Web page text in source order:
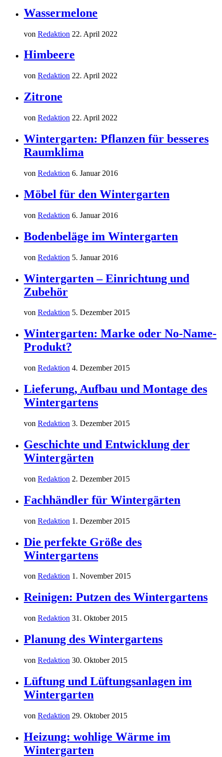
Wassermelone
von Redaktion 22. April 2022
Himbeere
von Redaktion 22. April 2022
Zitrone
von Redaktion 22. April 2022
Wintergarten: Pflanzen für besseres
Raumklima
von Redaktion 6. Januar 2016
Möbel für den Wintergarten
von Redaktion 6. Januar 2016
Bodenbeläge im Wintergarten
von Redaktion 5. Januar 2016
Wintergarten – Einrichtung und
Zubehör
von Redaktion 5. Dezember 2015
Wintergarten: Marke oder No-Name-
Produkt?
von Redaktion 4. Dezember 2015
Lieferung, Aufbau und Montage des
Wintergartens
von Redaktion 3. Dezember 2015
Geschichte und Entwicklung der
Wintergärten
von Redaktion 2. Dezember 2015
Fachhändler für Wintergärten
von Redaktion 1. Dezember 2015
Die perfekte Größe des
Wintergartens
von Redaktion 1. November 2015
Reinigen: Putzen des Wintergartens
von Redaktion 31. Oktober 2015
Planung des Wintergartens
von Redaktion 30. Oktober 2015
Lüftung und Lüftungsanlagen im
Wintergarten
von Redaktion 29. Oktober 2015
Heizung: wohlige Wärme im
Wintergarten